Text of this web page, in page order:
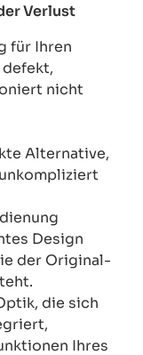
Verlust
für Ihren
defekt,
nicht
Alternative,
Design
der Original-
die sich
Ihres